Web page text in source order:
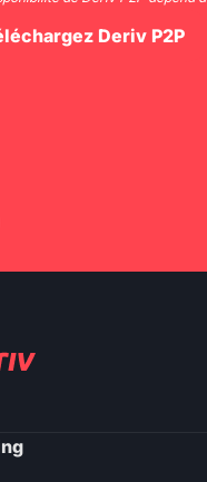
Deriv P2P